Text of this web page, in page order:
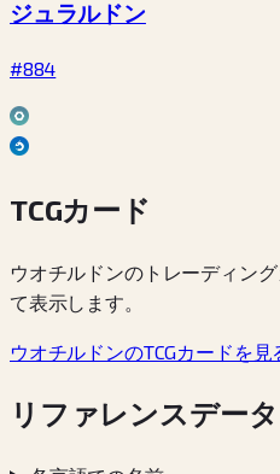
ジュラルドン
#884
TCGカード
ウオチルドンのトレーディン
て表示します。
ウオチルドンのTCGカードを
リファレンスデータ